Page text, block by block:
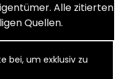
Alle zitierten
Quellen.
bei, um exklusiv zu